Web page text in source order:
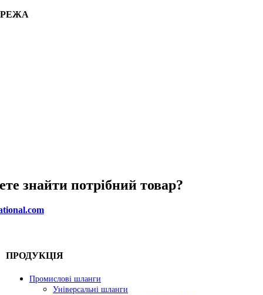
знайти потрібний товар?
ПРОДУКЦІЯ
Промислові шланги
Універсальні шланги